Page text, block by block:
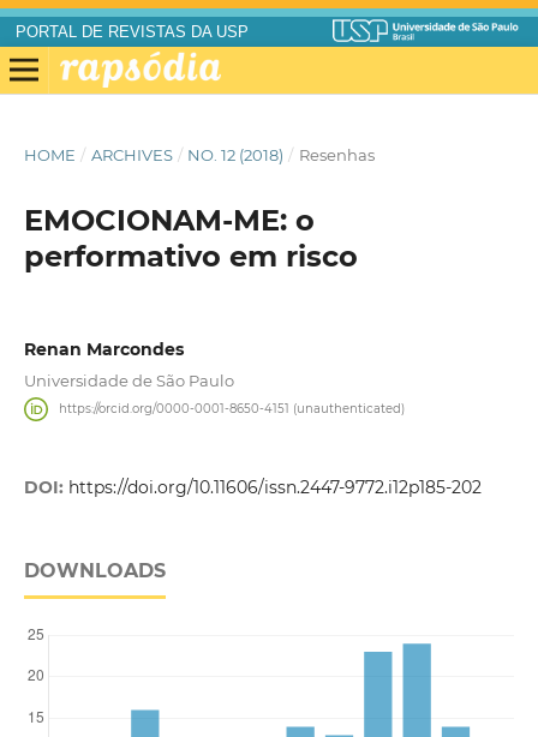
PORTAL DE REVISTAS DA USP
HOME / ARCHIVES / NO. 12 (2018) / Resenhas
EMOCIONAM-ME: o
performativo em risco
Renan Marcondes
Universidade de São Paulo
https://orcid.org/0000-0001-8650-4151 (unauthenticated)
DOI: https://doi.org/10.11606/issn.2447-9772.i12p185-202
DOWNLOADS